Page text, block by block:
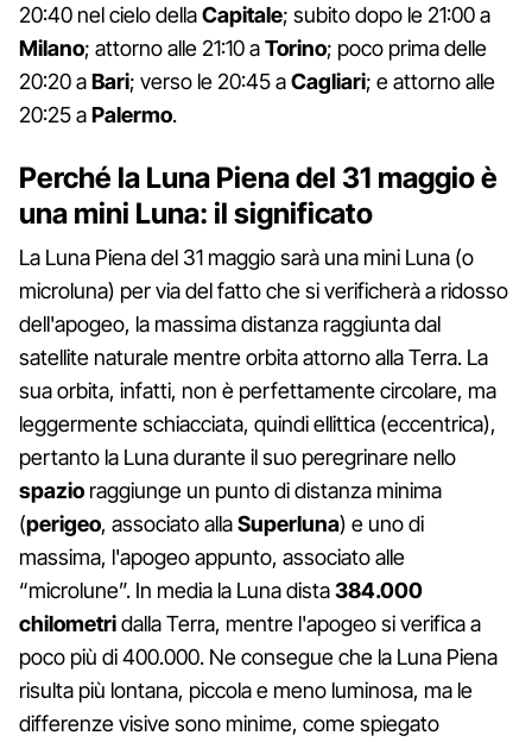
20:40 nel cielo dellaCapitale; subito dopo le 21:00 a
Milano; attorno alle 21:10 aTorino; poco prima delle
20:20 aBari; verso le 20:45 aCagliari; e attorno alle
20:25 aPalermo.
Perché la Luna Piena del 31 maggio è
una mini Luna: il significato
La Luna Piena del 31 maggio sarà una mini Luna (o
microluna) per via del fatto che si verificherà a ridosso
dell'apogeo, la massima distanza raggiunta dal
satellite naturale mentre orbita attorno alla Terra. La
sua orbita, infatti, non è perfettamente circolare, ma
leggermente schiacciata, quindi ellittica (eccentrica),
pertanto la Luna durante il suo peregrinare nello
spazio raggiunge un punto di distanza minima
(perigeo, associato allaSuperluna) e uno di
massima, l'apogeo appunto, associato alle
“microlune”. In media la Luna dista384.000
chilometridalla Terra, mentre l'apogeo si verifica a
poco più di 400.000. Ne consegue che la Luna Piena
risulta più lontana, piccola e meno luminosa, ma le
differenze visive sono minime, come spiegato